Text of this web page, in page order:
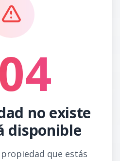
no existe
disponible
que estás